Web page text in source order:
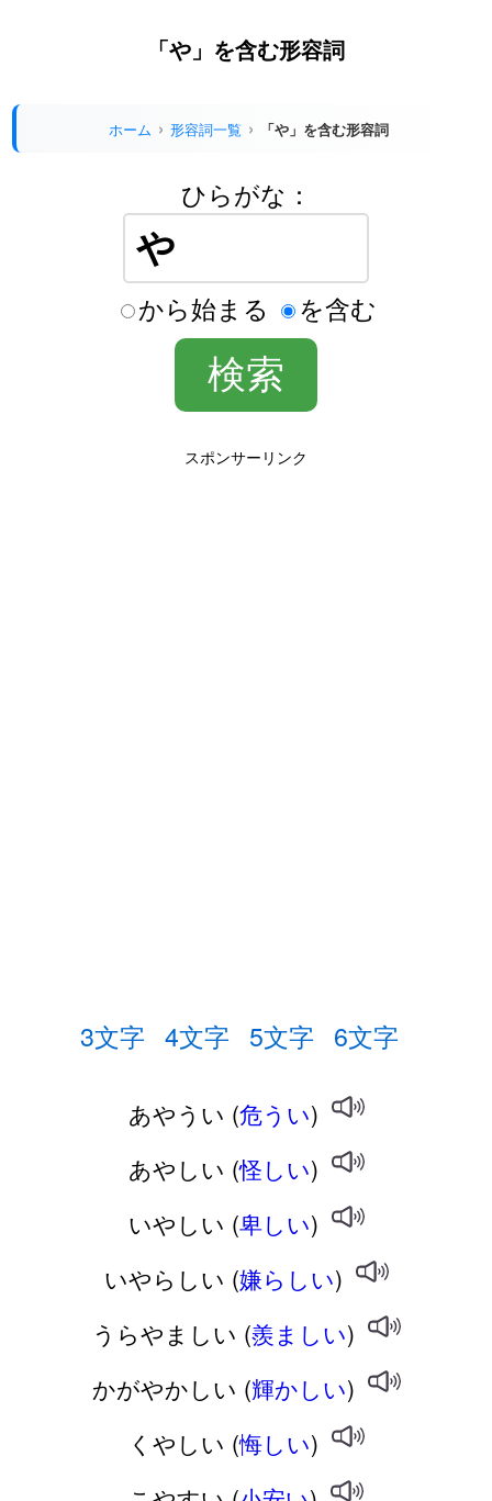
「や」を含む形容詞
ホーム 形容詞一覧 「や」を含む形容詞
ひらがな：
から始まる を含む
スポンサーリンク
3文字 4文字 5文字 6文字
あやうい (危うい)
あやしい (怪しい)
いやしい (卑しい)
いやらしい (嫌らしい)
うらやましい (羨ましい)
かがやかしい (輝かしい)
くやしい (悔しい)